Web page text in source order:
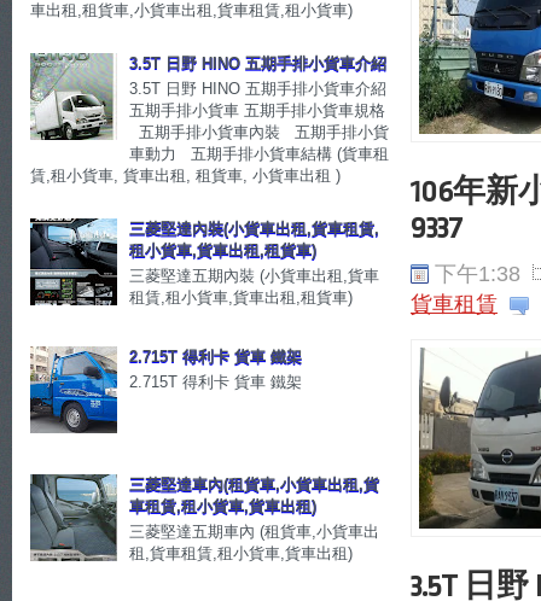
車出租,租貨車,小貨車出租,貨車租賃,租小貨車)
3.5T 日野 HINO 五期手排小貨車介紹
3.5T 日野 HINO 五期手排小貨車介紹
五期手排小貨車 五期手排小貨車規格
五期手排小貨車內裝 五期手排小貨
車動力 五期手排小貨車結構 (貨車租
賃,租小貨車, 貨車出租, 租貨車, 小貨車出租 )
三菱堅達內裝(小貨車出租,貨車租賃,
租小貨車,貨車出租,租貨車)
三菱堅達五期內裝 (小貨車出租,貨車
租賃,租小貨車,貨車出租,租貨車)
2.715T 得利卡 貨車 鐵架
2.715T 得利卡 貨車 鐵架
三菱堅達車內(租貨車,小貨車出租,貨
車租賃,租小貨車,貨車出租)
三菱堅達五期車內 (租貨車,小貨車出
租,貨車租賃,租小貨車,貨車出租)
106年新
9337
下午1:38
貨車租賃
3.5T 日